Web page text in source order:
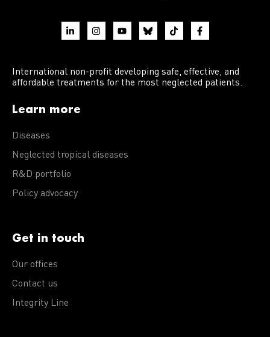
International non-profit developing safe, effective, and
affordable treatments for the most neglected patients.
Learn more
Diseases
Neglected tropical diseases
R&D portfolio
Policy advocacy
Get in touch
Our offices
Contact us
Integrity Line